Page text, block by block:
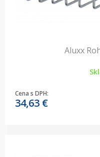
Aluxx
Cena s DPH:
34,63 €